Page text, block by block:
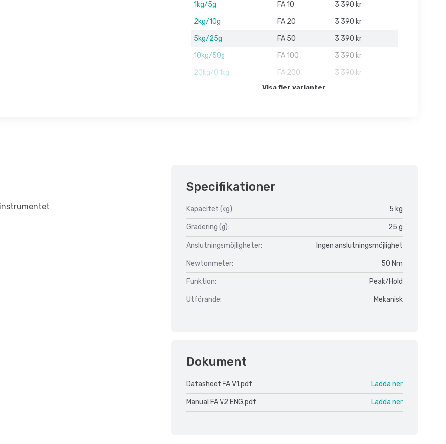
1kg/5g FA 10
3 390 kr
2kg/10g
FA 20
3 390 kr
5kg/25g
FA 50
3 390 kr
10kg/50g
FA 100
3 390 kr
20kg/0,1kg
FA 200 3 390 kr
Visa fler varianter
Specifikationer
Kapacitet (kg): 5 kg
Gradering (g): 25 g
Anslutningsmöjligheter: Ingen anslutningsmöjlighet
Newtonmeter: 50 Nm
Funktion: Peak/Hold
Utförande: Mekanisk
Dokument
Datasheet FA V1.pdf Ladda ner
Manual FA V2 ENG.pdf Ladda ner